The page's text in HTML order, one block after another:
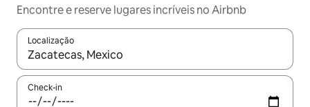
Encontre e reserve lugares incríveis no Airbnb
Localização
Quando os resultados estiverem disponíveis, explore-os
Check-in